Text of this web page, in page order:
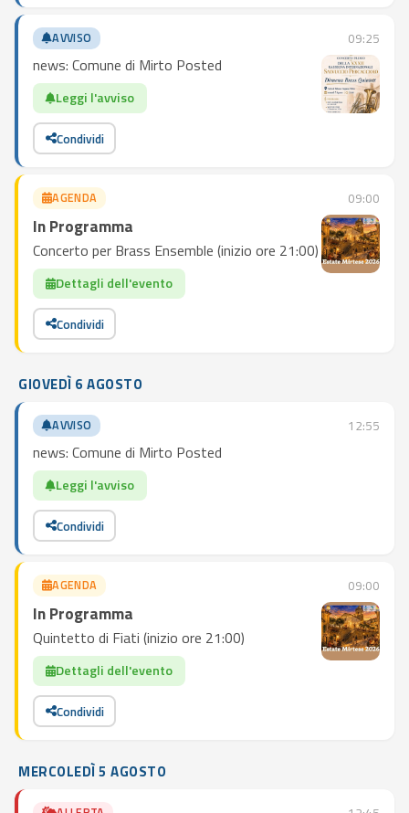
AVVISO 09:25
news: Comune di Mirto Posted
Leggi l'avviso
Condividi
AGENDA 09:00
In Programma
Concerto per Brass Ensemble (inizio ore 21:00)
Dettagli dell'evento
Condividi
GIOVEDÌ 6 AGOSTO
AVVISO 12:55
news: Comune di Mirto Posted
Leggi l'avviso
Condividi
AGENDA 09:00
In Programma
Quintetto di Fiati (inizio ore 21:00)
Dettagli dell'evento
Condividi
MERCOLEDÌ 5 AGOSTO